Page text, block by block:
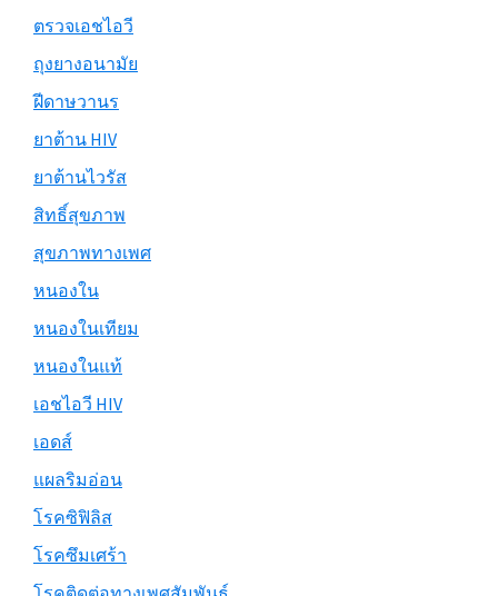
ตรวจเอชไอวี
ถุงยางอนามัย
ฝีดาษวานร
ยาต้าน HIV
ยาต้านไวรัส
สิทธิ์สุขภาพ
สุขภาพทางเพศ
หนองใน
หนองในเทียม
หนองในแท้
เอชไอวี HIV
เอดส์
แผลริมอ่อน
โรคซิฟิลิส
โรคซึมเศร้า